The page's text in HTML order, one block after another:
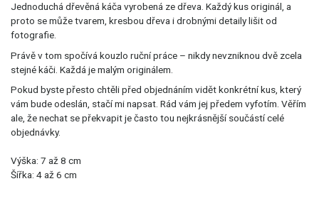
Jednoduchá dřevěná káča vyrobená ze dřeva. Každý kus originál, a
proto se může tvarem, kresbou dřeva i drobnými detaily lišit od
fotografie.
Právě v tom spočívá kouzlo ruční práce – nikdy nevzniknou dvě zcela
stejné káči. Každá je malým originálem.
Pokud byste přesto chtěli před objednáním vidět konkrétní kus, který
vám bude odeslán, stačí mi napsat. Rád vám jej předem vyfotím. Věřím
ale, že nechat se překvapit je často tou nejkrásnější součástí celé
objednávky.
Výška: 7 až 8 cm
Šířka: 4 až 6 cm